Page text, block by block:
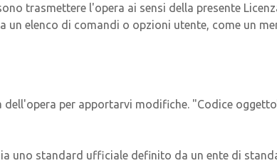
trasmettere l'opera ai sensi della presente
un elenco di comandi o opzioni utente, come un
per apportarvi modifiche. "Codice
uno standard ufficiale definito da un ente di